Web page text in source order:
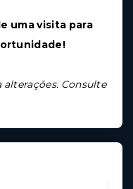
uma visita para
Consulte